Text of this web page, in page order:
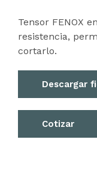
Tensor FENOX
resistencia,
cortarlo.
Descargar
Cotizar